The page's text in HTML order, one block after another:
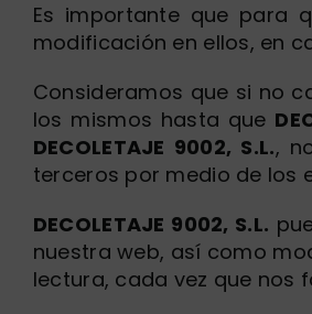
Es importante que para
modificación en ellos, en
Consideramos que si no
los mismos hasta que
DECOLETAJE 9002, S.L.,
terceros por medio de los
DECOLETAJE 9002, S.L.
nuestra web, así como
lectura, cada vez que nos